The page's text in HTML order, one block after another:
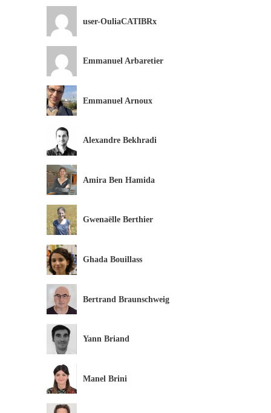
user-OuliaCATIBRx
Emmanuel Arbaretier
Emmanuel Arnoux
Alexandre Bekhradi
Amira Ben Hamida
Gwenaëlle Berthier
Ghada Bouillass
Bertrand Braunschweig
Yann Briand
Manel Brini